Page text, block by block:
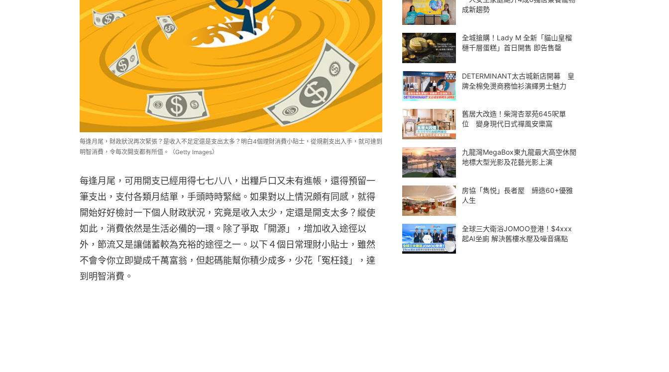
每逢月尾，財政狀況再次緊張？是收入不足定還是支出太多？明白4個理財消費小貼士，從規劃支出入手，就可達到
明智消費，令每次開支都有所值。（Getty Images）
每逢月尾，可用開支已經用得七七八八，出糧戶口又未有進帳，還得預留一
筆支出，支付各類月結單，手頭時時緊絀。如果對以上情況頗有同感，就得
開始好好檢討一下個人財政狀況，究竟是收入太少，定還是開支太多？縱使
如此，消費依然是生活必備的一環。除了爭取「開源」，增加收入途徑以
外，節流又是讓儲蓄較為充裕的途徑之一。以下４個日常理財小貼士，雖然
不會令你立即變成千萬富翁，但起碼能幫你積少成多，少花「冤枉錢」，達
到明智消費。
成新趨勢
全城搶購！Lady M 全新「貓山皇榴
槤千層蛋糕」首日開售 即告售罄
DETERMINANT太古城新店開幕 皇
牌全棉免燙商務恤衫演繹男士魅力
舊居大改造！柴灣杏翠苑645呎單
位 變身現代日式禪風安樂窩
九龍灣MegaBox東九龍最大高空休閒
地標大型光影及花藝光影上演
房協「雋悦」長者屋 締造60+優雅
人生
全球三大衛浴JOMOO登港！$4xxx
起AI坐廁 解決舊樓水壓及噪音痛點